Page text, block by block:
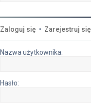
Zaloguj się • Zarejestruj się
Nazwa użytkownika:
Hasło: